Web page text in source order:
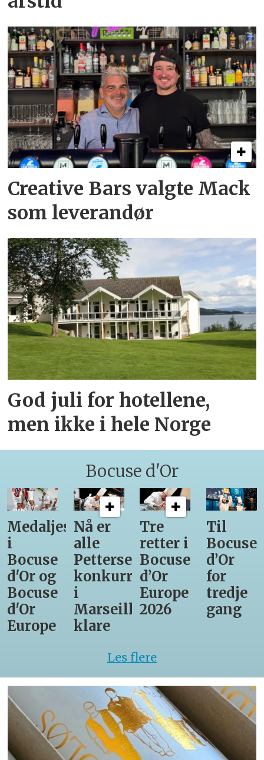
Creative Bars valgte Mack
som leverandør
God juli for hotellene,
men ikke i hele Norge
Bocuse d'Or
Medaljestatistikk
i
Bocuse
d'Or og
Bocuse
d'Or
Europe
Nå er
alle
Pettersens
konkurrenter
i
Marseille
klare
Tre
retter i
Bocuse
d’Or
Europe
2026
Til
Bocuse
d’Or
for
tredje
gang
Les flere